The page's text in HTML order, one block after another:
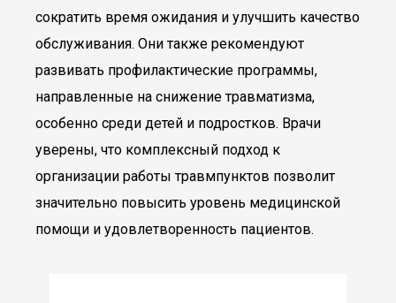
сократить время ожидания и улучшить качество
обслуживания. Они также рекомендуют
развивать профилактические программы,
направленные на снижение травматизма,
особенно среди детей и подростков. Врачи
уверены, что комплексный подход к
организации работы травмпунктов позволит
значительно повысить уровень медицинской
помощи и удовлетворенность пациентов.